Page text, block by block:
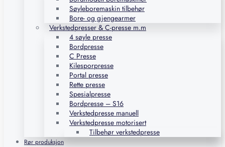
Søyleboremaskin tilbehør
Bore- og gjengearmer
Verkstedpresser & C-presse m.m
4 søyle presse
Bordpresse
C Presse
Kilesporpresse
Portal presse
Rette presse
Spesialpresse
Bordpresse – S16
Verkstedpresse manuell
Verkstedpresse motorisert
Tilbehør verkstedpresse
Rør produksjon